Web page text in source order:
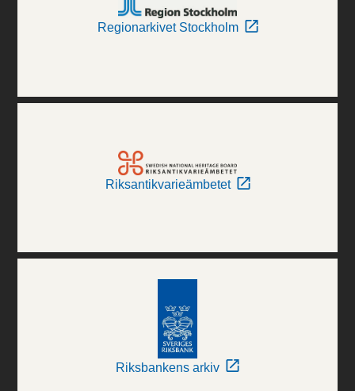
Regionarkivet Stockholm
Riksantikvarieämbetet
Riksbankens arkiv